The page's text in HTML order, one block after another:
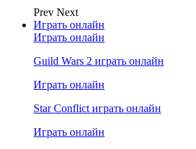
Prev Next
Играть онлайн
Играть онлайн
Guild Wars 2 играть онлайн
Играть онлайн
Star Conflict играть онлайн
Играть онлайн